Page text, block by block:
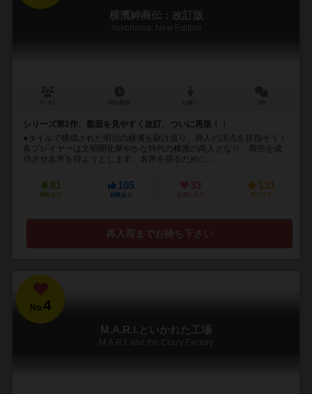
横濱紳商伝：改訂版
Yokohama: New Edition
シリーズ第1作、盤面を見やすく改訂、ついに再版！！
●タイルで構成された明治の横濱を駆け巡り、商人の頂点を目指そう！
各プレイヤーは文明開化華やかな時代の横濱の商人となり、商売を成
功させ名声を得ようとします。名声を得るために...
81
興味あり
105
経験あり
33
お気に入り
131
持ってる
再入荷までお待ち下さい
No.4
M.A.R.I.といかれた工場
M.A.R.I. and the Crazy Factory